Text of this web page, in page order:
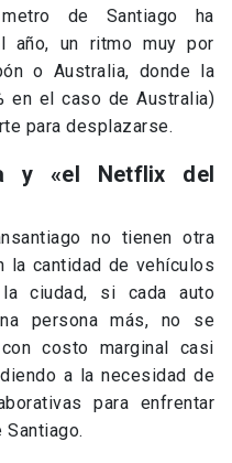
de Santiago ha
año, un ritmo muy por
o Australia, donde la
en el caso de Australia)
para desplazarse.
y «el Netflix del
no tienen otra
la cantidad de vehículos
ciudad, si cada auto
persona más, no se
costo marginal casi
a la necesidad de
para enfrentar